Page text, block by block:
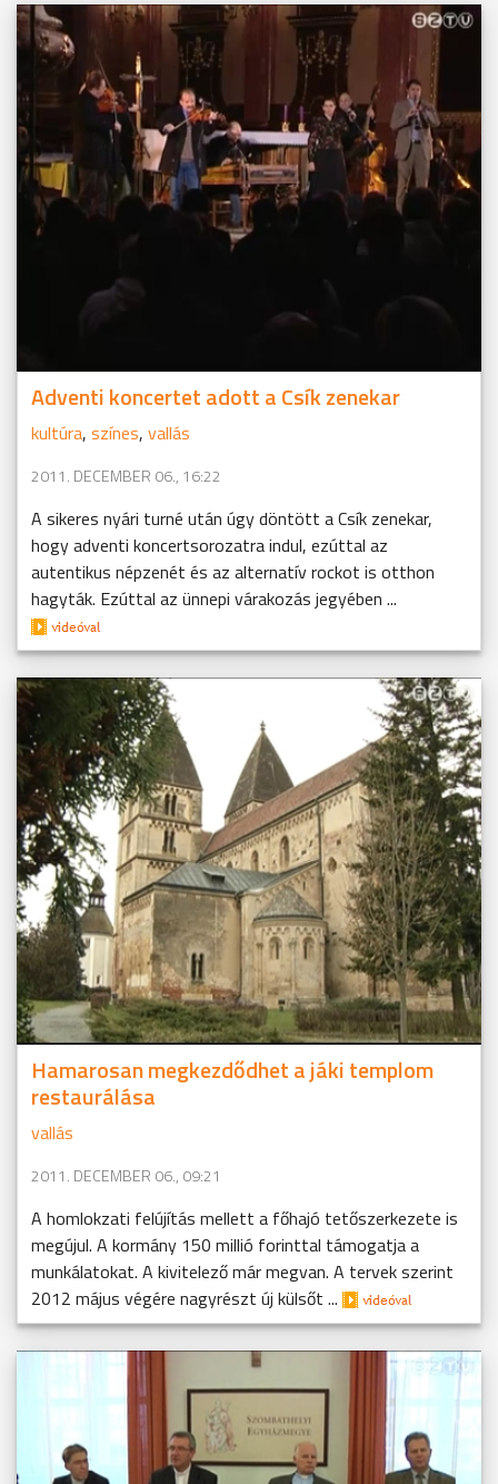
Adventi koncertet adott a Csík zenekar
kultúra, színes, vallás
2011. DECEMBER 06., 16:22
A sikeres nyári turné után úgy döntött a Csík zenekar,
hogy adventi koncertsorozatra indul, ezúttal az
autentikus népzenét és az alternatív rockot is otthon
hagyták. Ezúttal az ünnepi várakozás jegyében ...
Hamarosan megkezdődhet a jáki templom
restaurálása
vallás
2011. DECEMBER 06., 09:21
A homlokzati felújítás mellett a főhajó tetőszerkezete is
megújul. A kormány 150 millió forinttal támogatja a
munkálatokat. A kivitelező már megvan. A tervek szerint
2012 május végére nagyrészt új külsőt ...